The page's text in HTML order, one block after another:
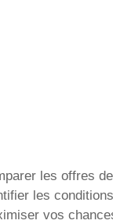
les offres
les
vos